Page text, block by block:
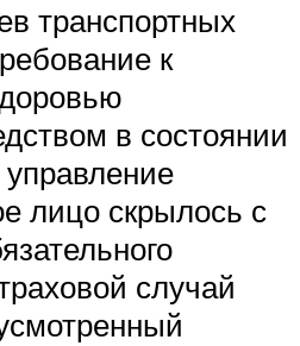
транспортных
к
в состоянии
лицо скрылось с
случай